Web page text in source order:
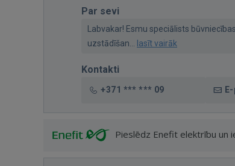
Par sevi
Labvakar! Esmu speciālists
uzstādīšan...
lasīt vairāk
Kontakti
+371 *** *** 09
Pieslēdz Enefit elektrību un